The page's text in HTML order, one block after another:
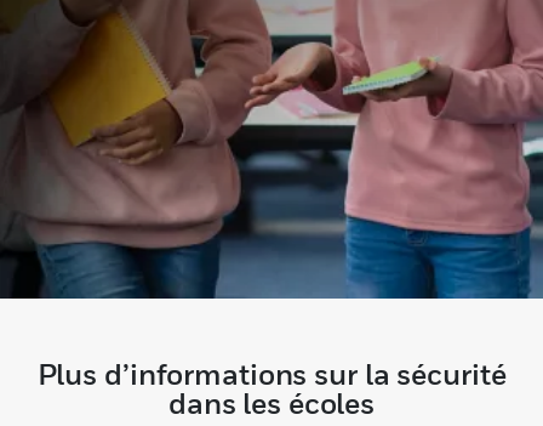
Plus d’informations sur la sécurité
dans les écoles